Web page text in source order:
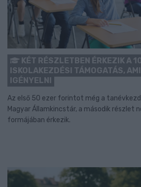
KÉT RÉSZLETBEN ÉRKEZIK A
ISKOLAKEZDÉSI TÁMOGATÁS,
IGÉNYELNI
Az első 50 ezer forintot még a
Magyar Államkincstár, a második részlet
formájában érkezik.